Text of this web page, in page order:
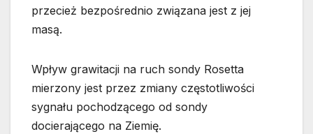
przecież bezpośrednio związana jest z jej
masą.
Wpływ grawitacji na ruch sondy Rosetta
mierzony jest przez zmiany częstotliwości
sygnału pochodzącego od sondy
docierającego na Ziemię.